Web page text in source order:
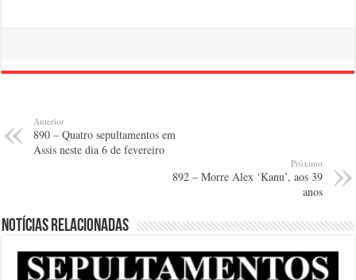
Anterior
890 – Quatro sepultamentos em
Assis neste dia 6 de fevereiro
Próximo
892 – Morre Alex ‘Kanu’, aos 39
anos
Notícias relacionadas